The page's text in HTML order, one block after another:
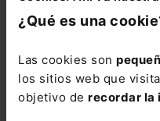
¿Qué es una
Las cookies son
los sitios web que
objetivo de recordar la
ICAMÁLAGA
MATRICULACION